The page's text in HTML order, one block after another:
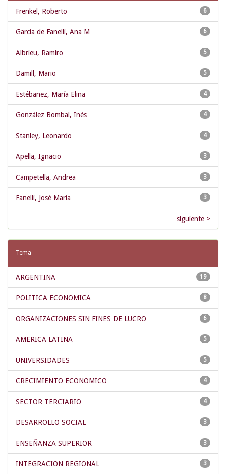
6
Frenkel, Roberto
6
García de Fanelli, Ana M
5
Albrieu, Ramiro
5
Damill, Mario
4
Estébanez, María Elina
4
González Bombal, Inés
4
Stanley, Leonardo
3
Apella, Ignacio
3
Campetella, Andrea
3
Fanelli, José María
siguiente >
Tema
19
ARGENTINA
8
POLITICA ECONOMICA
6
ORGANIZACIONES SIN FINES DE LUCRO
5
AMERICA LATINA
5
UNIVERSIDADES
4
CRECIMIENTO ECONOMICO
4
SECTOR TERCIARIO
3
DESARROLLO SOCIAL
3
ENSEÑANZA SUPERIOR
3
INTEGRACION REGIONAL